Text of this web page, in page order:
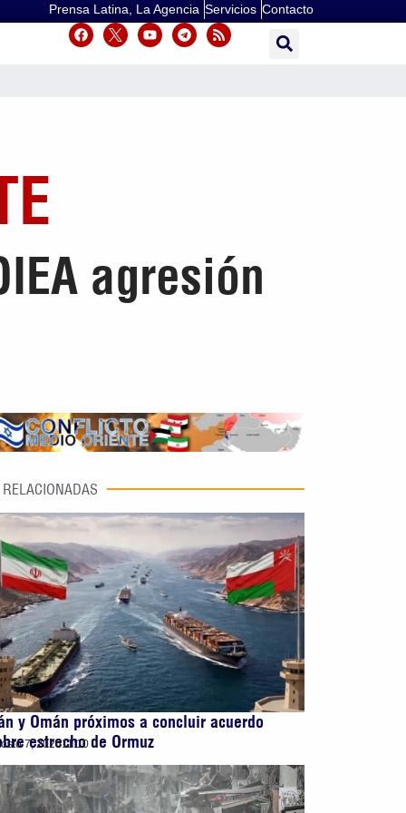
Prensa Latina, La Agencia Servicios Contacto
agresión
RELACIONADAS
y Omán próximos a concluir acuerdo
estrecho de Ormuz
7, 202611:10